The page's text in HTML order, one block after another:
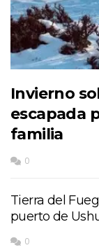
Invierno
escapada
familia
0
Tierra del
puerto de
0